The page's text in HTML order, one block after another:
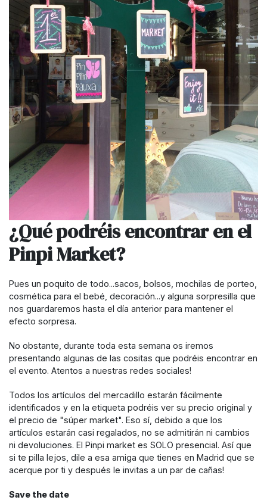
¿Qué podréis encontrar en el
Pinpi Market?
Pues un poquito de todo...sacos, bolsos, mochilas de porteo,
cosmética para el bebé, decoración...y alguna sorpresilla que
nos guardaremos hasta el día anterior para mantener el
efecto sorpresa.
No obstante, durante toda esta semana os iremos
presentando algunas de las cositas que podréis encontrar en
el evento. Atentos a nuestras redes sociales!
Todos los artículos del mercadillo estarán fácilmente
identificados y en la etiqueta podréis ver su precio original y
el precio de "súper market". Eso sí, debido a que los
artículos estarán casi regalados, no se admitirán ni cambios
ni devoluciones. El Pinpi market es SOLO presencial. Así que
si te pilla lejos, dile a esa amiga que tienes en Madrid que se
acerque por ti y después le invitas a un par de cañas!
Save the date